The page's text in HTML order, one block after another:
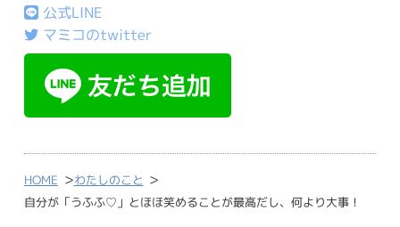
公式LINE
マミコのtwitter
HOME >わたしのこと >
自分が「うふふ♡」とほほ笑めることが最高だし、何より大事！